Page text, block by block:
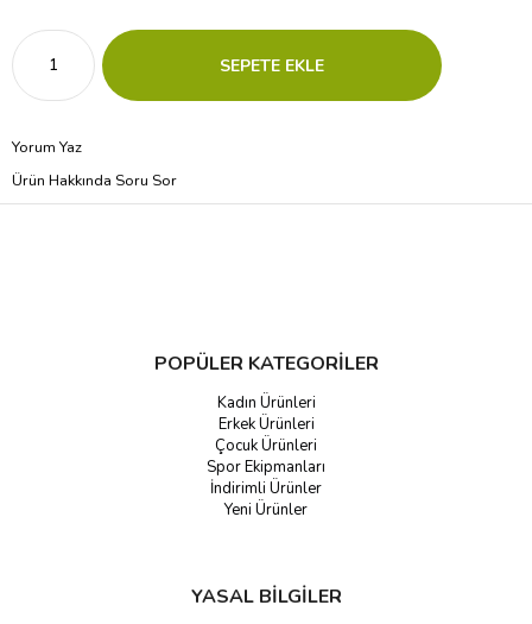
Yorum Yaz
Ürün Hakkında Soru Sor
POPÜLER KATEGORİLER
Kadın Ürünleri
Erkek Ürünleri
Çocuk Ürünleri
Spor Ekipmanları
İndirimli Ürünler
Yeni Ürünler
YASAL BİLGİLER